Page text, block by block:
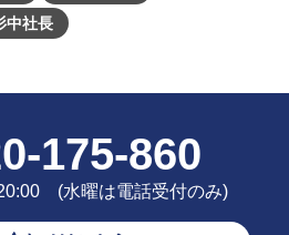
中社長
175-860
(水曜は電話受付のみ)